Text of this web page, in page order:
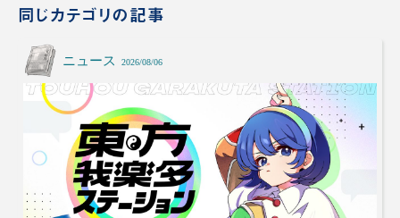
同じカテゴリの記事
ニュース 2026/08/06